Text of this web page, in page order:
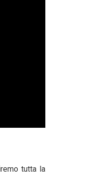
tutta la